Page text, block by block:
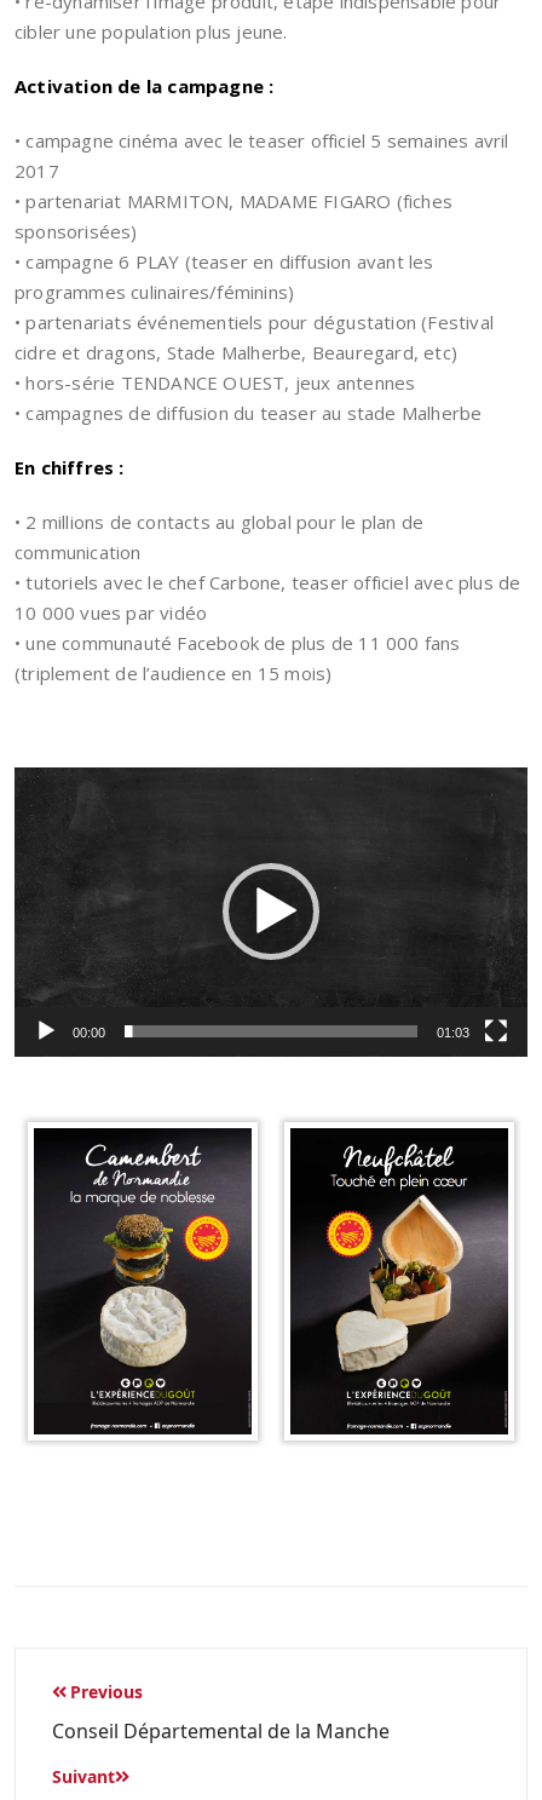
cibler une population plus jeune.
Activation de la campagne :
• campagne cinéma avec le teaser officiel 5 semaines avril
2017
• partenariat MARMITON, MADAME FIGARO (fiches
sponsorisées)
• campagne 6 PLAY (teaser en diffusion avant les
programmes culinaires/féminins)
• partenariats événementiels pour dégustation (Festival
cidre et dragons, Stade Malherbe, Beauregard, etc)
• hors-série TENDANCE OUEST, jeux antennes
• campagnes de diffusion du teaser au stade Malherbe
En chiffres :
• 2 millions de contacts au global pour le plan de
communication
• tutoriels avec le chef Carbone, teaser officiel avec plus de
10 000 vues par vidéo
• une communauté Facebook de plus de 11 000 fans
(triplement de l’audience en 15 mois)
Lecteur
vidéo
00:00 01:03
Previous
Conseil Départemental de la Manche
Suivant